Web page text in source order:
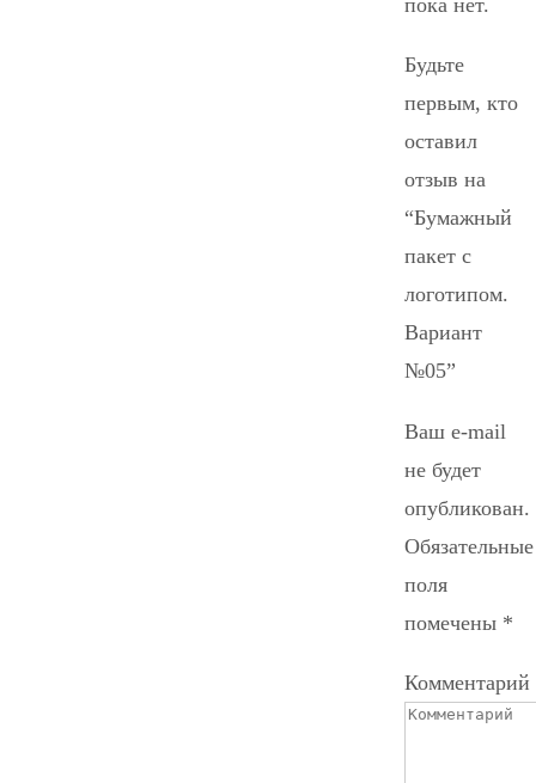
пока нет.
Будьте
первым, кто
оставил
отзыв на
“Бумажный
пакет с
логотипом.
Вариант
№05”
Ваш e-mail
не будет
опубликован.
Обязательные
поля
помечены *
Комментарий